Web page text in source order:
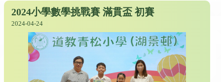
2024小學數學挑戰賽 滿貫盃 初賽
2024-04-24